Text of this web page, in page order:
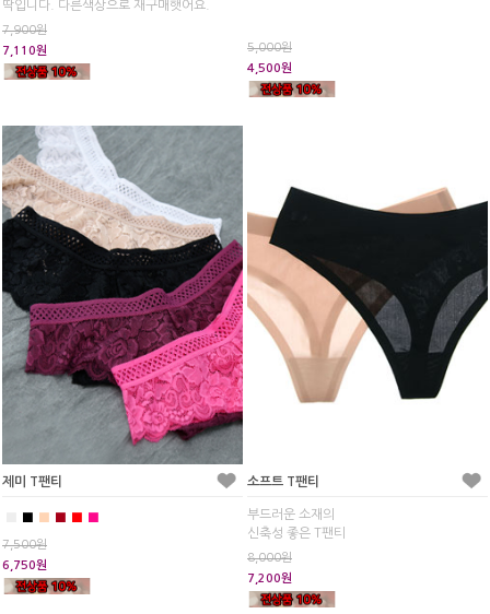
딱입니다. 다른색상으로 재구매햇어요.
7,900원
7,110원
5,000원
4,500원
제미 T팬티
■ ■ ■ ■ ■
7,500원
6,750원
소프트 T팬티
부드러운 소재의
신축성 좋은 T팬티
8,000원
7,200원